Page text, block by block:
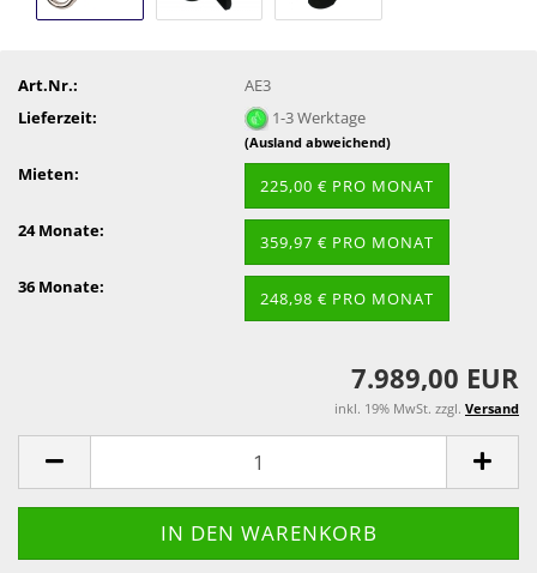
Art.Nr.:
AE3
Lieferzeit:
1-3 Werktage
(Ausland abweichend)
Mieten:
225,00 € PRO MONAT
24 Monate:
359,97 € PRO MONAT
36 Monate:
248,98 € PRO MONAT
7.989,00 EUR
inkl. 19% MwSt. zzgl. Versand